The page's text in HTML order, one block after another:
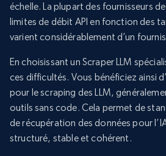
échelle. La plupart des fournisseurs
limites de débit API en fonction des
varient considérablement d’un
En choisissant un Scraper LLM
ces difficultés. Vous bénéficiez ainsi
pour le scraping des LLM,
outils sans code. Cela permet de
de récupération des données pour
structuré, stable et cohérent.